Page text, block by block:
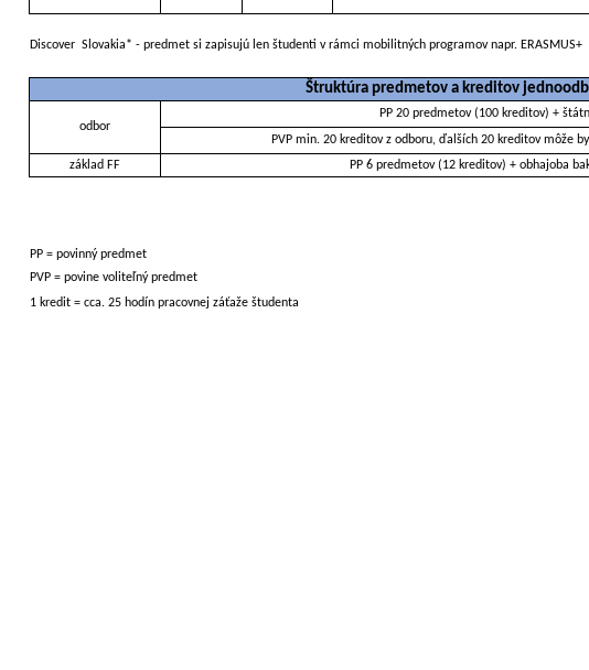
Discover Slovakia* - predmet si zapisujú len študenti v rámci mobilitných programov napr. ERASMUS+
Štruktúra predmetov a kreditov
odbor
PP 20 predmetov (100 kreditov) +
PVP min. 20 kreditov z odboru, ďalších 20 kreditov môže
základ FF
PP 6 predmetov (12 kreditov) + obhajoba
PP = povinný predmet
PVP = povine voliteľný predmet
1 kredit = cca. 25 hodín pracovnej záťaže študenta